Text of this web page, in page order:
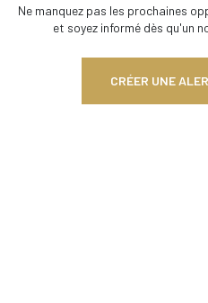
Ne manquez pas les prochaines
et soyez informé dès qu'un
CRÉER UNE